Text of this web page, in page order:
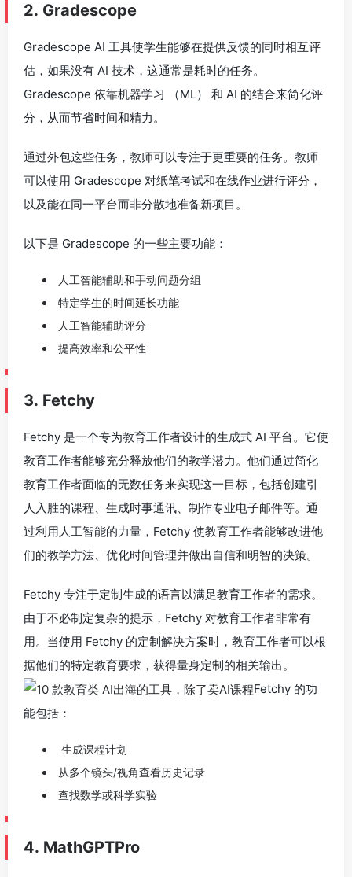
2. Gradescope
Gradescope AI 工具使学生能够在提供反馈的同时相互评
估，如果没有 AI 技术，这通常是耗时的任务。
Gradescope 依靠机器学习 （ML） 和 AI 的结合来简化评
分，从而节省时间和精力。
通过外包这些任务，教师可以专注于更重要的任务。教师
可以使用 Gradescope 对纸笔考试和在线作业进行评分，
以及能在同一平台而非分散地准备新项目。
以下是 Gradescope 的一些主要功能：
人工智能辅助和手动问题分组
特定学生的时间延长功能
人工智能辅助评分
提高效率和公平性
3. Fetchy
Fetchy 是一个专为教育工作者设计的生成式 AI 平台。它使
教育工作者能够充分释放他们的教学潜力。他们通过简化
教育工作者面临的无数任务来实现这一目标，包括创建引
人入胜的课程、生成时事通讯、制作专业电子邮件等。通
过利用人工智能的力量，Fetchy 使教育工作者能够改进他
们的教学方法、优化时间管理并做出自信和明智的决策。
Fetchy 专注于定制生成的语言以满足教育工作者的需求。
由于不必制定复杂的提示，Fetchy 对教育工作者非常有
用。当使用 Fetchy 的定制解决方案时，教育工作者可以根
据他们的特定教育要求，获得量身定制的相关输出。
Fetchy 的功
能包括：
生成课程计划
从多个镜头/视角查看历史记录
查找数学或科学实验
4. MathGPTPro